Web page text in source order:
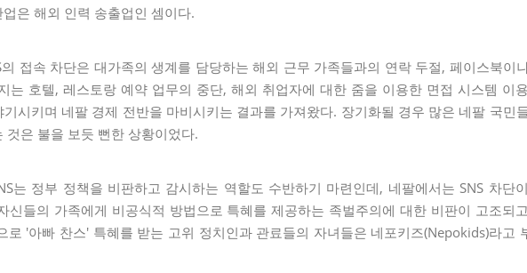
은 해외 인력 송출업인 셈이다.
접속 차단은 대가족의 생계를 담당하는 해외 근무 가족들과의 연락 두절, 페이스북이
는 호텔, 레스토랑 예약 업무의 중단, 해외 취업자에 대한 줌을 이용한 면접 시스템 이
시키며 네팔 경제 전반을 마비시키는 결과를 가져왔다. 장기화될 경우 많은 네팔 국민
것은 불을 보듯 뻔한 상황이었다.
는 정부 정책을 비판하고 감시하는 역할도 수반하기 마련인데, 네팔에서는 SNS 차단
신들의 가족에게 비공식적 방법으로 특혜를 제공하는 족벌주의에 대한 비판이 고조되
로 '아빠 찬스' 특혜를 받는 고위 정치인과 관료들의 자녀들은 네포키즈(Nepokids)라고